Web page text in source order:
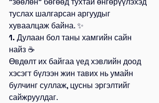
туслах шалгарсан аргуудыг
хуваалцаж байна. ✨
1. Дулаан бол таны хамгийн сайн
найз ☕
Өвдөлт их байгаа үед хэвлийн доод
хэсэгт бүлээн жин тавих нь умайн
булчинг суллаж, цусны эргэлтийг
сайжруулдаг.